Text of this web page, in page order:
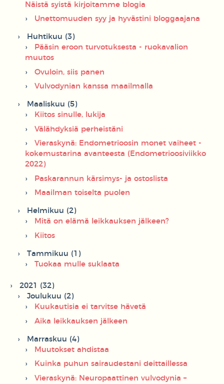
Näistä syistä kirjoitamme blogia
Unettomuuden syy ja hyvästini bloggaajana
Huhtikuu (3)
Pääsin eroon turvotuksesta - ruokavalion
muutos
Ovuloin, siis panen
Vulvodynian kanssa maailmalla
Maaliskuu (5)
Kiitos sinulle, lukija
Välähdyksiä perheistäni
Vieraskynä: Endometrioosin monet vaiheet -
kokemustarina avanteesta (Endometrioosiviikko
2022)
Paskarannun kärsimys- ja ostoslista
Maailman toiselta puolen
Helmikuu (2)
Mitä on elämä leikkauksen jälkeen?
Kiitos
Tammikuu (1)
Tuokaa mulle suklaata
2021 (32)
Joulukuu (2)
Kuukautisia ei tarvitse hävetä
Aika leikkauksen jälkeen
Marraskuu (4)
Muutokset ahdistaa
Kuinka puhun sairaudestani deittaillessa
Vieraskynä: Neuropaattinen vulvodynia –